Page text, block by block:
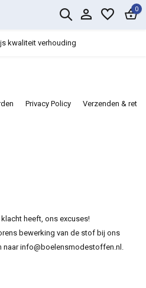
0
kwaliteit verhouding
Privacy Policy Verzenden &
heeft, ons excuses!
bewerking van de stof bij ons
naarinfo@boelensmodestoffen.nl .